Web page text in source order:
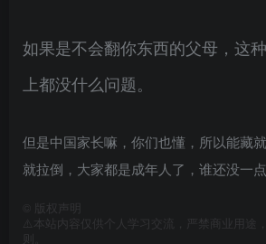
如果是不会翻你东西的父母，这
上都没什么问题。
但是中国家长嘛，你们也懂，所以能藏
就拉倒，大家都是成年人了，谁还没一
版权声明
⚠️本站内容仅供个人学习交流，严禁商业用途